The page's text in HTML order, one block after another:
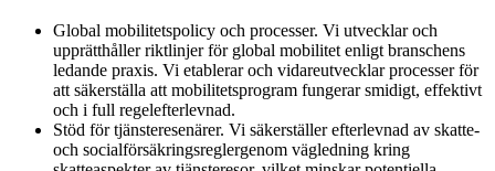
Global mobilitetspolicy och processer. Vi utvecklar och
upprätthåller riktlinjer för global mobilitet enligt branschens
ledande praxis. Vi etablerar och vidareutvecklar processer för
att säkerställa att mobilitetsprogram fungerar smidigt, effektivt
och i full regelefterlevnad.
Stöd för tjänsteresenärer. Vi säkerställer efterlevnad av skatte-
och socialförsäkringsreglergenom vägledning kring